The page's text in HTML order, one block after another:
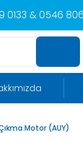
0133 & 0546
Motor (AUY)